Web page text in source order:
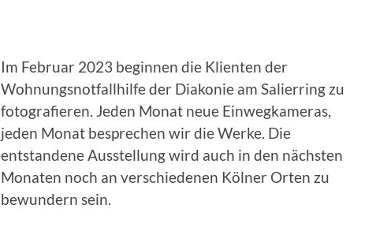
Im Februar 2023 beginnen die Klienten der
Wohnungsnotfallhilfe der Diakonie am Salierring zu
fotografieren. Jeden Monat neue Einwegkameras,
jeden Monat besprechen wir die Werke. Die
entstandene Ausstellung wird auch in den nächsten
Monaten noch an verschiedenen Kölner Orten zu
bewundern sein.